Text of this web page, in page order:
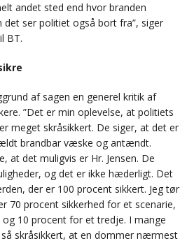
andet sted end hvor branden
ser politiet også bort fra”, siger
BT.
af sagen en generel kritik af
”Det er min oplevelse, at politiets
meget skråsikkert. De siger, at det er
brandbar væske og antændt.
at det muligvis er Hr. Jensen. De
og det er ikke hæderligt. Det
der er 100 procent sikkert. Jeg tør
70 procent sikkerhed for et scenarie,
10 procent for et tredje. I mange
skråsikkert, at en dommer nærmest